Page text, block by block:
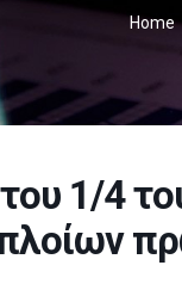
Home
1/4